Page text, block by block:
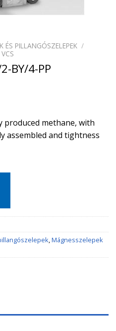
ÉS PILLANGÓSZELEPEK /
BY/4-PP
produced methane, with
assembled and tightness
,Mágnesszelepek